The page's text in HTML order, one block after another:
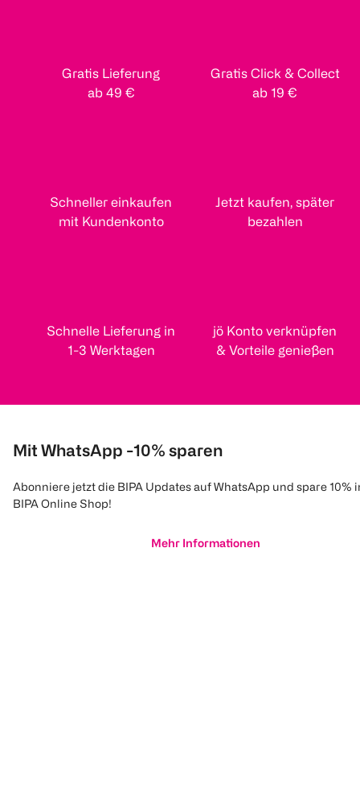
Gratis Lieferung
ab 49 €
Gratis Click & Collect
ab 19 €
Schneller einkaufen
mit Kundenkonto
Jetzt kaufen, später
bezahlen
Schnelle Lieferung in
1-3 Werktagen
jö Konto verknüpfen
& Vorteile genießen
Mit WhatsApp -10% sparen
Abonniere jetzt die BIPA Updates auf WhatsApp und spare 10%
BIPA Online Shop!
Mehr Informationen